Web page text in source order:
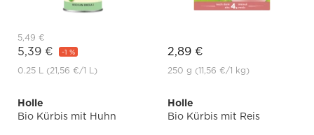
5,49 €
5,39 € -1 %
0.25 L (21,56 €/1 L)
2,89 €
250 g (11,56 €/1 kg)
Holle
Bio Kürbis mit Huhn
Holle
Bio Kürbis mit Reis